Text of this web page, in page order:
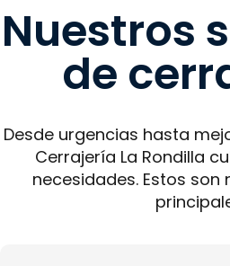
Nuestros
de
Desde urgencias hasta
Cerrajería La Rondilla
necesidades. Estos son